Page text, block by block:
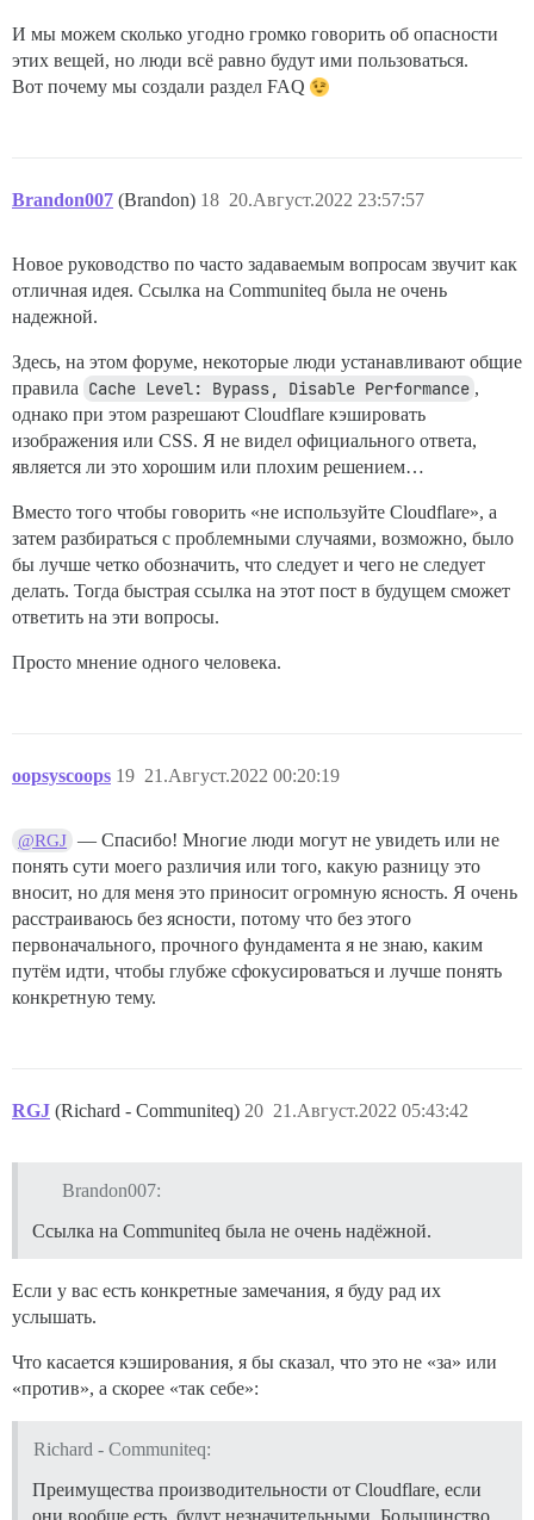
И мы можем сколько угодно громко говорить об опасности
этих вещей, но люди всё равно будут ими пользоваться.
Вот почему мы создали раздел FAQ
Brandon007 (Brandon) 20.Август.2022 23:57:57
18
Новое руководство по часто задаваемым вопросам звучит как
отличная идея. Ссылка на Communiteq была не очень
надежной.
Здесь, на этом форуме, некоторые люди устанавливают общие
правила Cache Level: Bypass, Disable Performance ,
однако при этом разрешают Cloudflare кэшировать
изображения или CSS. Я не видел официального ответа,
является ли это хорошим или плохим решением…
Вместо того чтобы говорить «не используйте Cloudflare», а
затем разбираться с проблемными случаями, возможно, было
бы лучше четко обозначить, что следует и чего не следует
делать. Тогда быстрая ссылка на этот пост в будущем сможет
ответить на эти вопросы.
Просто мнение одного человека.
oopsyscoops 21.Август.2022 00:20:19
19
@RGJ — Спасибо! Многие люди могут не увидеть или не
понять сути моего различия или того, какую разницу это
вносит, но для меня это приносит огромную ясность. Я очень
расстраиваюсь без ясности, потому что без этого
первоначального, прочного фундамента я не знаю, каким
путём идти, чтобы глубже сфокусироваться и лучше понять
конкретную тему.
RGJ (Richard - Communiteq) 21.Август.2022 05:43:42
20
Brandon007:
Ссылка на Communiteq была не очень надёжной.
Если у вас есть конкретные замечания, я буду рад их
услышать.
Что касается кэширования, я бы сказал, что это не «за» или
«против», а скорее «так себе»:
Richard - Communiteq:
Преимущества производительности от Cloudflare, если
они вообще есть, будут незначительными. Большинство